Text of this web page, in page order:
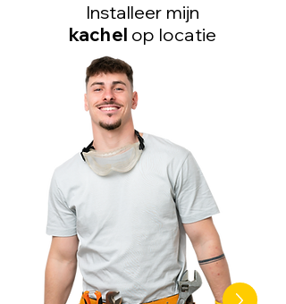
Installeer mijn
kachel op locatie